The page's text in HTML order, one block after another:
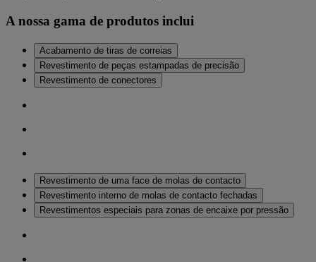
A nossa gama de produtos inclui
Acabamento de tiras de correias
Revestimento de peças estampadas de precisão
Revestimento de conectores
Revestimento de uma face de molas de contacto
Revestimento interno de molas de contacto fechadas
Revestimentos especiais para zonas de encaixe por pressão